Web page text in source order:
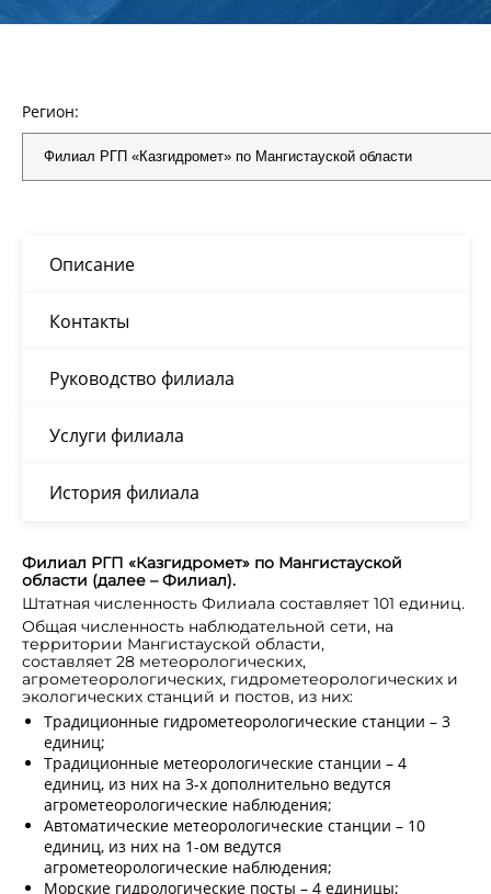
Регион:
Филиал РГП «Казгидромет» по Мангистауской
области (далее – Филиал).
Штатная численность Филиала составляет 101 единиц.
Общая численность наблюдательной сети, на
территории Мангистауской области,
составляет 28 метеорологических,
агрометеорологических, гидрометеорологических и
экологических станций и постов, из них:
Традиционные гидрометеорологические станции – 3
единиц;
Традиционные метеорологические станции – 4
единиц, из них на 3-х дополнительно ведутся
агрометеорологические наблюдения;
Автоматические метеорологические станции – 10
единиц, из них на 1-ом ведутся
агрометеорологические наблюдения;
Морские гидрологические посты – 4 единицы;
Описание
Контакты
Руководство филиала
Услуги филиала
История филиала